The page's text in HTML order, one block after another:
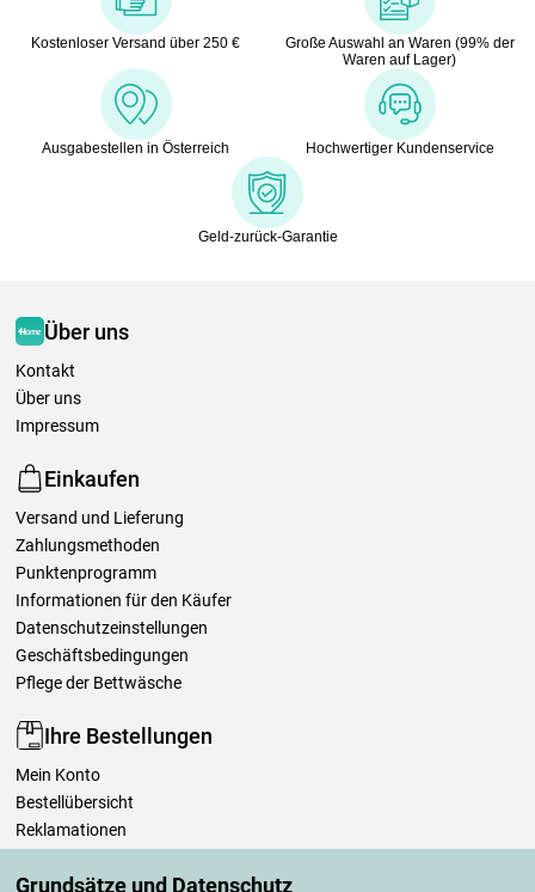
Grundsätze und Datenschutz
Kostenloser Versand über 250 €
Große Auswahl an Waren (99% der
Waren auf Lager)
Ausgabestellen in Österreich Hochwertiger Kundenservice
Geld-zurück-Garantie
Über uns
Kontakt
Über uns
Impressum
Einkaufen
Versand und Lieferung
Zahlungsmethoden
Punktenprogramm
Informationen für den Käufer
Datenschutzeinstellungen
Geschäftsbedingungen
Pflege der Bettwäsche
Ihre Bestellungen
Mein Konto
Bestellübersicht
Reklamationen
Einfach mehr wissen